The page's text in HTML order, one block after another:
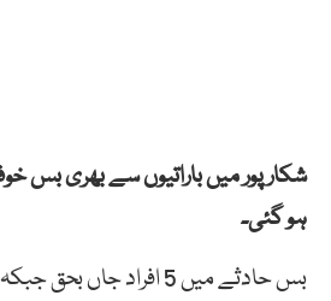
شکار پور میں باراتیوں سے بھری بس
ہو گئی۔